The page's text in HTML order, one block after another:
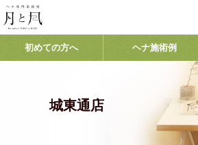
初めての方へ ヘナ施術例
城東通店